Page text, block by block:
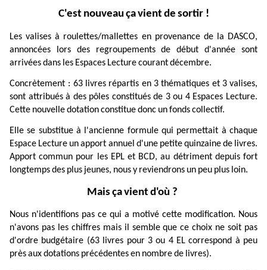
C'est nouveau çavientde sortir !
Les valises à roulettes/mallettes en provenance de la DASCO,
annoncées
lors des regroupements de début d'année
sont
arrivéesdans les Espaces Lecturecourantdécembre.
Concrètement : 63 livres répartis en 3 thématiques et 3 valises,
sont attribués à des pôles constitués de 3 ou 4 Espaces Lecture.
Cette nouvelledotationconstituedonc unfondscollectif.
Elle se substitue à l'ancienne formule qui permettait à chaque
Espace Lecture un apport annuel d'une petite quinzainede livres.
Apport commun pour les EPL et BCD, au détriment depuis fort
longtempsdes plus jeunes, nousy reviendrons un peu plus loin.
Mais çavientd'où ?
Nous n'identifions pas ce qui a motivé cette modification. Nous
n'avons pas les chiffres mais il semble que ce choix ne soit pas
d'ordre budgétaire (63 livres pour 3 ou 4 EL correspond à peu
prèsauxdotations précédentesen nombrede livres).